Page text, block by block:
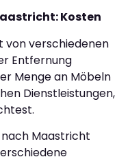
Kosten
von verschiedenen
Entfernung
Menge an Möbeln
Dienstleistungen,
nach Maastricht